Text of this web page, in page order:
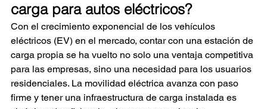
carga para autos eléctricos?
Con el crecimiento exponencial de los vehículos
eléctricos (EV) en el mercado, contar con una estación de
carga propia se ha vuelto no solo una ventaja competitiva
para las empresas, sino una necesidad para los usuarios
residenciales. La movilidad eléctrica avanza con paso
firme y tener una infraestructura de carga instalada es